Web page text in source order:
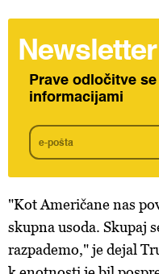
Newsletter
Prave odločitve
informacijami
"Kot Američane nas
skupna usoda. Skupaj
razpademo," je dejal